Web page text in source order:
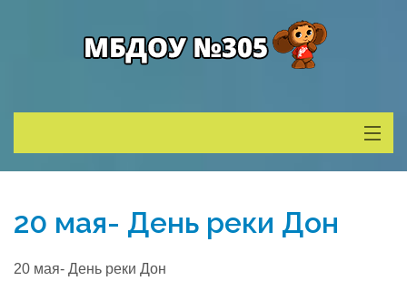
Деятельность
20 мая- День реки Дон
20 мая- День реки Дон